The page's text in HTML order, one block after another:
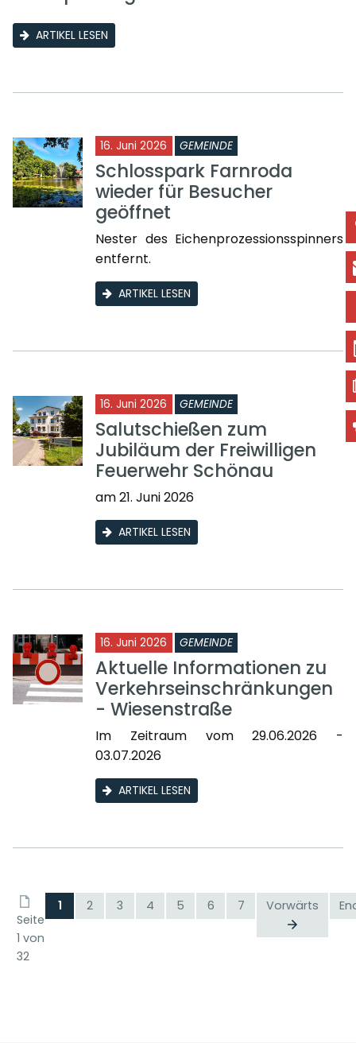
ARTIKEL LESEN
16. Juni 2026 GEMEINDE
Schlosspark Farnroda
wieder für Besucher
geöffnet
Nester des Eichenprozessionsspinners
entfernt.
ARTIKEL LESEN
16. Juni 2026 GEMEINDE
Salutschießen zum
Jubiläum der Freiwilligen
Feuerwehr Schönau
am 21. Juni 2026
ARTIKEL LESEN
16. Juni 2026 GEMEINDE
Aktuelle Informationen zu
Verkehrseinschränkungen
- Wiesenstraße
Im Zeitraum vom 29.06.2026 -
03.07.2026
ARTIKEL LESEN
Seite
1 von
32
1 2 3 4 5 6 7 Vorwärts